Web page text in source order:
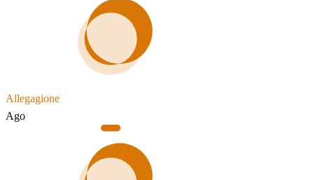
Allegagione
Ago